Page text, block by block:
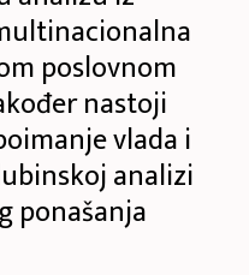
poslovnom
nastoji
vlada i
analizi
ponašanja